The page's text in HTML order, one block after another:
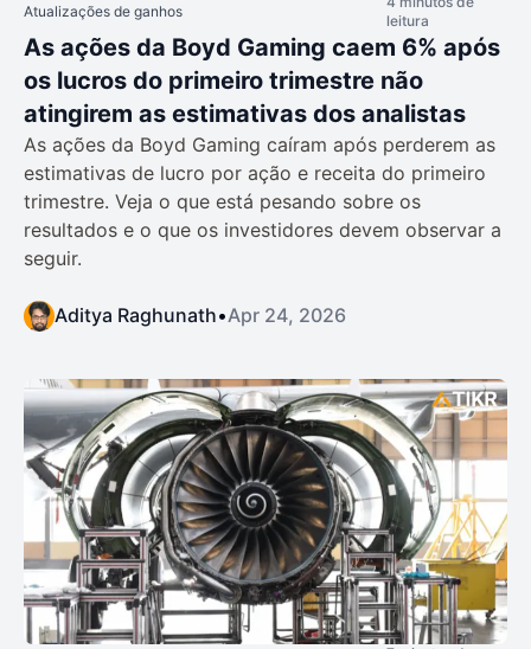
Atualizações de ganhos
leitura
As ações da Boyd Gaming caem 6% após
os lucros do primeiro trimestre não
atingirem as estimativas dos analistas
As ações da Boyd Gaming caíram após perderem as
estimativas de lucro por ação e receita do primeiro
trimestre. Veja o que está pesando sobre os
resultados e o que os investidores devem observar a
seguir.
Aditya Raghunath•Apr 24, 2026